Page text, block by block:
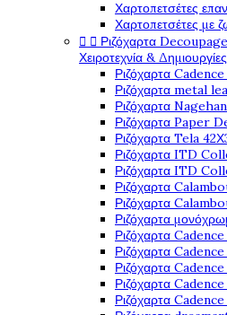
Χαρτοπετσέτες
Χαρτοπετσέτες με
  Ριζόχαρτα
Χειροτεχνία & Δημιουργίες
Ριζόχαρτα
Ριζόχαρτα metal
Ριζόχαρτα
Ριζόχαρτα Paper
Ριζόχαρτα Tela
Ριζόχαρτα ITD
Ριζόχαρτα ITD
Ριζόχαρτα
Ριζόχαρτα
Ριζόχαρτα
Ριζόχαρτα
Ριζόχαρτα
Ριζόχαρτα
Ριζόχαρτα
Ριζόχαρτα